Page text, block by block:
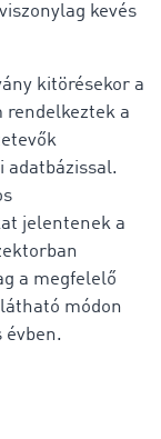
kevés
kitörésekor a
rendelkeztek a
adatbázissal.
jelentenek a
a megfelelő
módon
évben.